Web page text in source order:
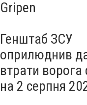
Gripen
Генштаб ЗСУ
оприлюднив
втрати ворога
на 2 серпня